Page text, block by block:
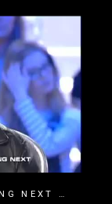
SALUT LES TERRIENS COMING NEXT SAISON 3 ÉMISSION 27